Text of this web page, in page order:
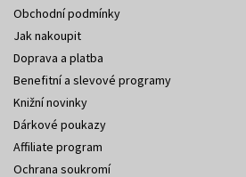
Obchodní podmínky
Jak nakoupit
Doprava a platba
Benefitní a slevové programy
Knižní novinky
Dárkové poukazy
Affiliate program
Ochrana soukromí